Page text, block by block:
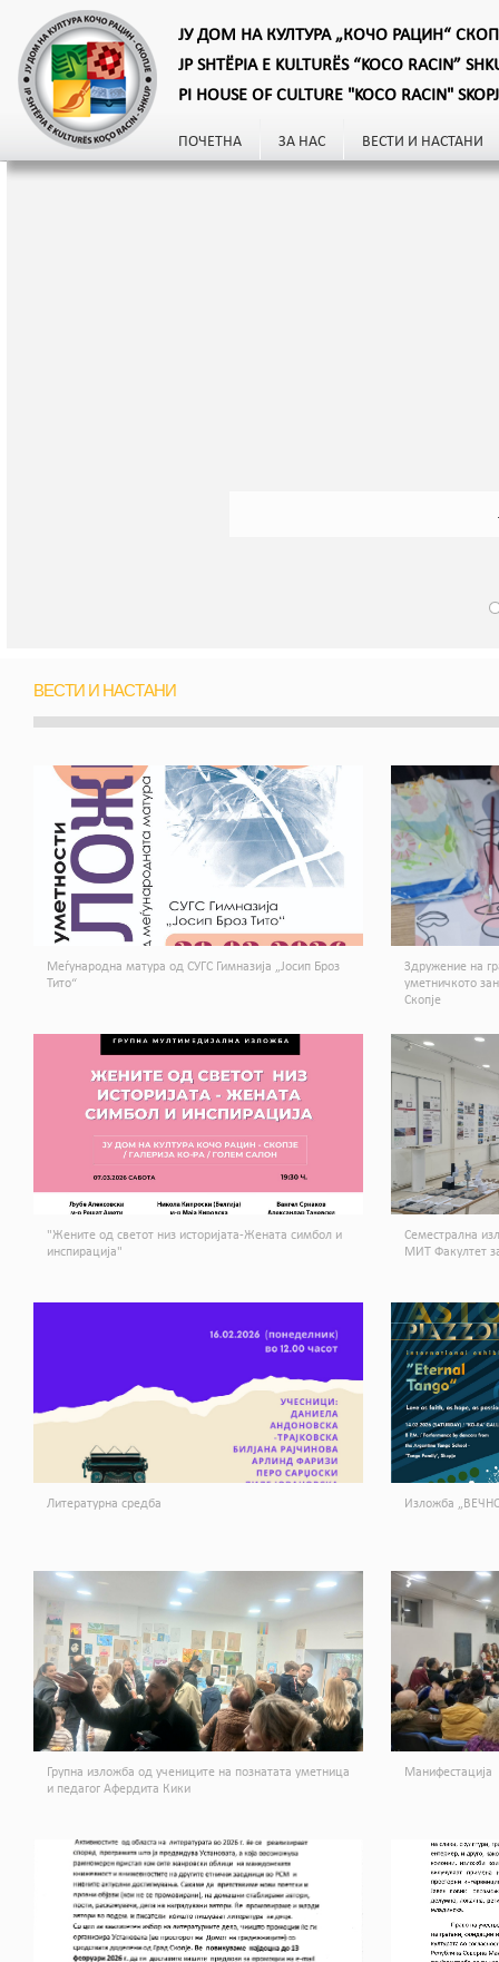
ЈУ ДОМ НА КУЛТУРА „КОЧО РАЦИН“
JP SHTËPIA E KULTURËS “KOCO RACIN”
PI HOUSE OF CULTURE "KOCO RACIN"
ПОЧЕТНА ЗА НАС ВЕСТИ И НАСТАНИ
ВЕСТИ И НАСТАНИ
Меѓународна матура од СУГС Гимназија „Јосип Броз
Тито“
Здружение на
уметничкото
Скопје
"Жените од светот низ историјата-Жената симбол и
инспирација"
Семестрална
МИТ Факултет
Литературна средба Изложба
Групна изложба од учениците на познатата уметница
и педагог Афердита Кики
Манифестација